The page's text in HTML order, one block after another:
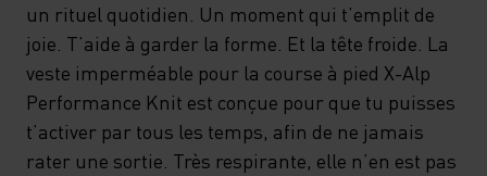
un rituel quotidien. Un moment qui t’emplit de
joie. T’aide à garder la forme. Et la tête froide. La
veste imperméable pour la course à pied X-Alp
Performance Knit est conçue pour que tu puisses
t’activer par tous les temps, afin de ne jamais
rater une sortie. Très respirante, elle n’en est pas